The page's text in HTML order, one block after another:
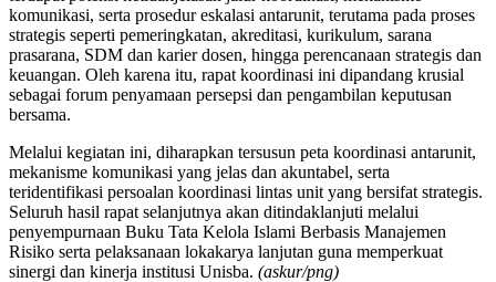
komunikasi, serta prosedur eskalasi antarunit, terutama pada proses
strategis seperti pemeringkatan, akreditasi, kurikulum, sarana
prasarana, SDM dan karier dosen, hingga perencanaan strategis dan
keuangan. Oleh karena itu, rapat koordinasi ini dipandang krusial
sebagai forum penyamaan persepsi dan pengambilan keputusan
bersama.
Melalui kegiatan ini, diharapkan tersusun peta koordinasi antarunit,
mekanisme komunikasi yang jelas dan akuntabel, serta
teridentifikasi persoalan koordinasi lintas unit yang bersifat strategis.
Seluruh hasil rapat selanjutnya akan ditindaklanjuti melalui
penyempurnaan Buku Tata Kelola Islami Berbasis Manajemen
Risiko serta pelaksanaan lokakarya lanjutan guna memperkuat
sinergi dan kinerja institusi Unisba. (askur/png)